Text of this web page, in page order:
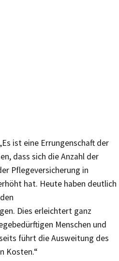
ist eine Errungenschaft der
dass sich die Anzahl der
Pflegeversicherung in
hat. Heute haben deutlich
Dies erleichtert ganz
Menschen und
führt die Ausweitung des
Kosten.“